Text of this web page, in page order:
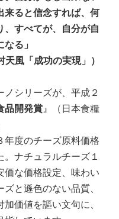
来ると信念すれば、何
、すべてが、自分が自
る」
天風「成功の実現」）
ノシリーズが、平成２
品開発賞 』（日本食糧
度のチーズ原料価格
ナチュラルチーズ１
価な価格設定、味わい
と遜色のない品質、
価値を謳い文句に、